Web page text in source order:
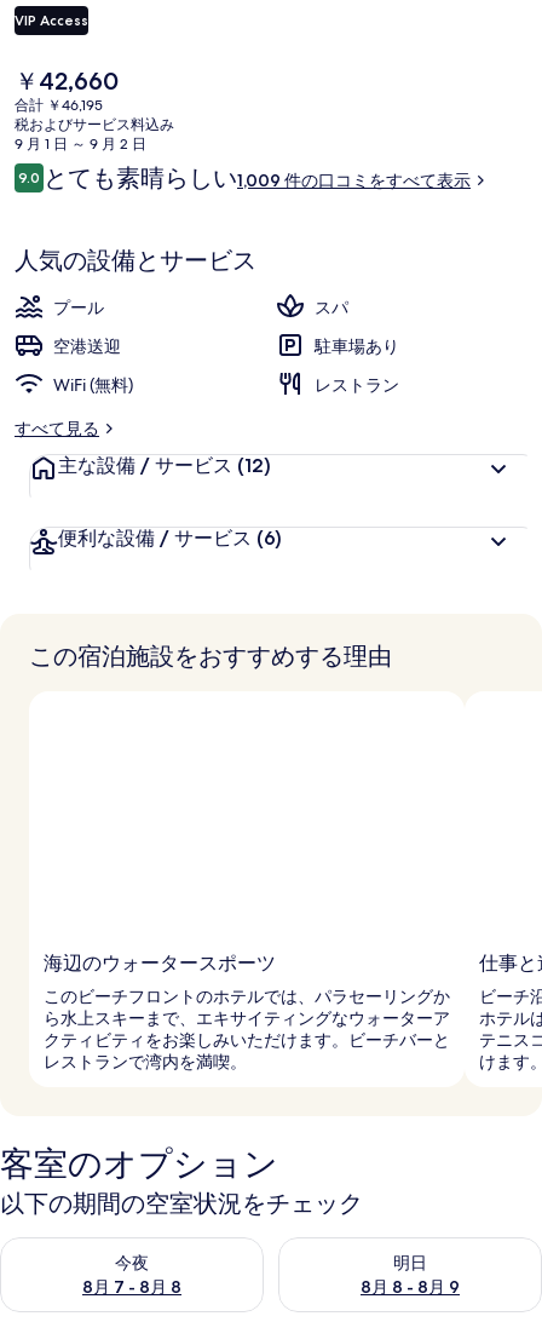
ズ
イ
の
写
ギ
ャ
ラ
リ
級ホテルには 4 つの屋外プール、屋内プール、およびビーチバーが
備わっています。旅行者はプールや親切なスタッフを評価していま
VIP Access
現
在
の
料
金
は
す
￥42,660
合計 ￥46,195
税およびサービス料込み
9 月 1 日 ～ 9 月 2 日
口
コ
9.010段階中9.0
とても素晴らしい1,009 件の口コミをすべて表示
人気の設備とサービス
プール
スパ
空港送迎
駐車場あり
WiFi (無料)
レストラン
すべて見る
主な設備 / サービス (12)
便利な設備 / サービス (6)
この宿泊施設をおすすめする理由
海辺のウォータースポーツ
このビーチフロントのホテルでは、パラセーリングか
ら水上スキーまで、エキサイティングなウォーターア
クティビティをお楽しみいただけます。ビーチバーと
レストランで湾内を満喫。
仕事と
ビーチ
ホテル
テニス
けます
客室のオプション
以下の期間の空室状況をチェック
今夜
8月 7 - 8月 8
今夜 8月 7 - 8月 8 の空室状況をチェック
明日
8月 8 - 8月 9
明日 8月 8 - 8月 9 の空室状況